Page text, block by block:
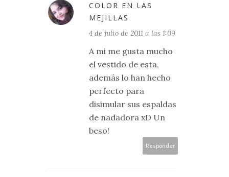
COLOR EN LAS
MEJILLAS
4 de julio de 2011 a las 1:09
A mi me gusta mucho
el vestido de esta,
además lo han hecho
perfecto para
disimular sus espaldas
de nadadora xD Un
beso!
Responder